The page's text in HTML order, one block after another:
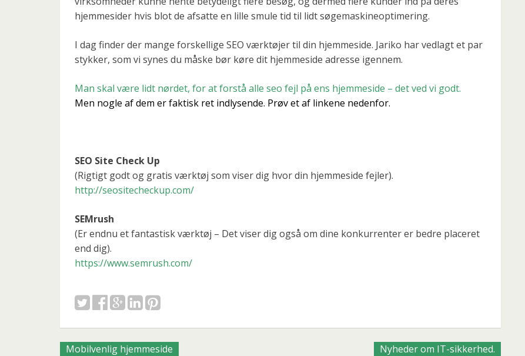
hjemmesider hvis blot de afsatte en lille smule tid til lidt søgemaskineoptimering.
I dag finder der mange forskellige SEO værktøjer til din hjemmeside. Jariko har vedlagt et par
stykker, som vi synes du måske bør køre dit hjemmeside adresse igennem.
Man skal være lidt nørdet, for at forstå alle seo fejl på ens hjemmeside – det ved vi godt.
Men nogle af dem er faktisk ret indlysende. Prøv et af linkene nedenfor.
SEO Site Check Up
(Rigtigt godt og gratis værktøj som viser dig hvor din hjemmeside fejler).
http://seositecheckup.com/
SEMrush
(Er endnu et fantastisk værktøj – Det viser dig også om dine konkurrenter er bedre placeret
end dig).
https://www.semrush.com/
Posts
Mobilvenlig hjemmeside Nyheder om IT-sikkerhed.